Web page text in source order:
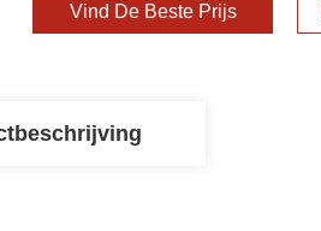
Vind De Beste Prijs